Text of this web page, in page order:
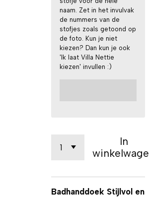
naam. Zet in het invulvak
de nummers van de
stofjes zoals getoond op
de foto. Kun je niet
kiezen? Dan kun je ook
'Ik laat Villa Nettie
kiezen' invullen :)
In
Badhanddoek Stijlvol en